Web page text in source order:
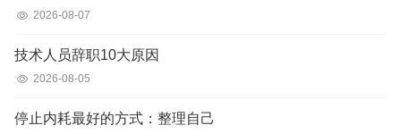
2026-08-07
技术人员辞职10大原因
2026-08-05
停止内耗最好的方式：整理自己